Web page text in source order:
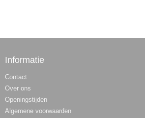
Informatie
Contact
Over ons
Openingstijden
Algemene voorwaarden